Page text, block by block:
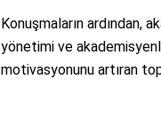
Konuşmaların ardından,
yönetimi ve
motivasyonunu artıran